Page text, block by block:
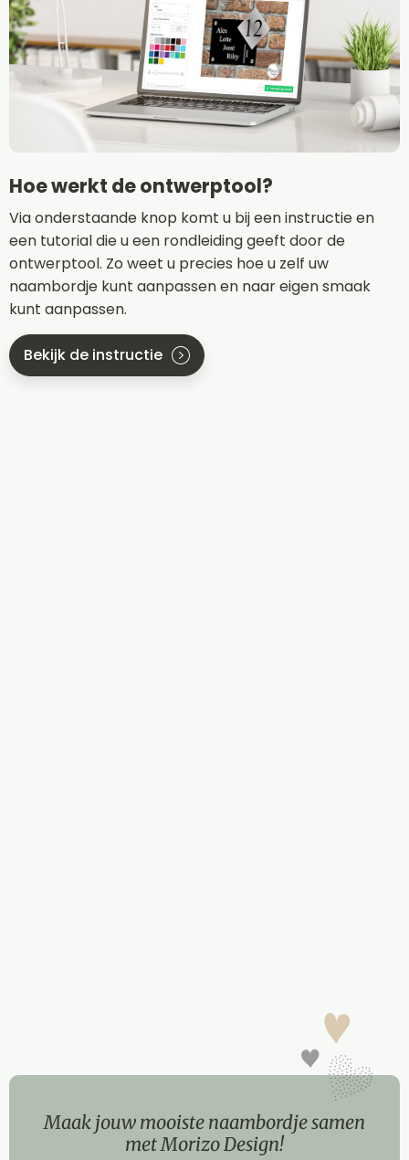
Hoe werkt de ontwerptool?
Via onderstaande knop komt u bij een instructie en
een tutorial die u een rondleiding geeft door de
ontwerptool. Zo weet u precies hoe u zelf uw
naambordje kunt aanpassen en naar eigen smaak
kunt aanpassen.
Bekijk de instructie
Maak jouw mooiste naambordje samen
met Morizo Design!